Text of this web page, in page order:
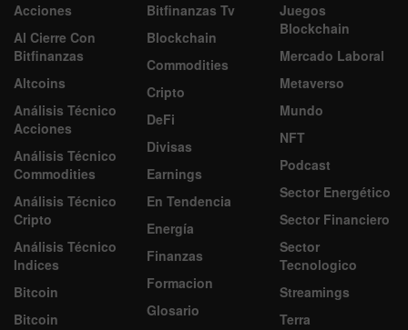
Acciones
Al Cierre Con
Bitfinanzas
Altcoins
Análisis Técnico
Acciones
Análisis Técnico
Commodities
Análisis Técnico
Cripto
Análisis Técnico
Indices
Bitcoin
Bitcoin
Bitfinanzas Tv
Blockchain
Commodities
Cripto
DeFi
Divisas
Earnings
En Tendencia
Energía
Finanzas
Formacion
Glosario
Juegos
Blockchain
Mercado Laboral
Metaverso
Mundo
NFT
Podcast
Sector Energético
Sector Financiero
Sector
Tecnologico
Streamings
Terra